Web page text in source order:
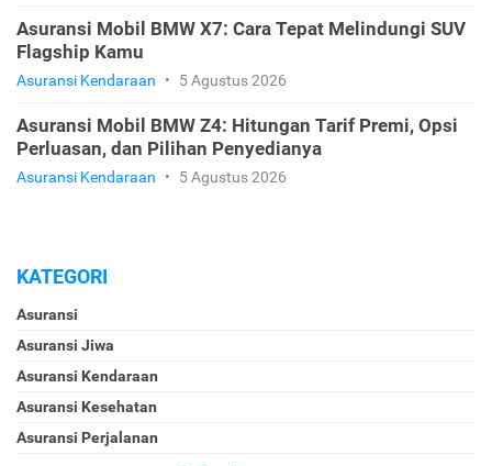
Asuransi Mobil BMW X7: Cara Tepat Melindungi SUV
Flagship Kamu
Asuransi Kendaraan • 5 Agustus 2026
Asuransi Mobil BMW Z4: Hitungan Tarif Premi, Opsi
Perluasan, dan Pilihan Penyedianya
Asuransi Kendaraan • 5 Agustus 2026
KATEGORI
Asuransi
Asuransi Jiwa
Asuransi Kendaraan
Asuransi Kesehatan
Asuransi Perjalanan